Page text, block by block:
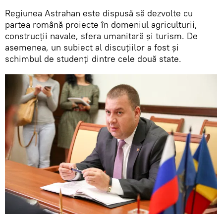
Regiunea Astrahan este dispusă să dezvolte cu
partea română proiecte în domeniul agriculturii,
construcții navale, sfera umanitară și turism. De
asemenea, un subiect al discuțiilor a fost și
schimbul de studenți dintre cele două state.